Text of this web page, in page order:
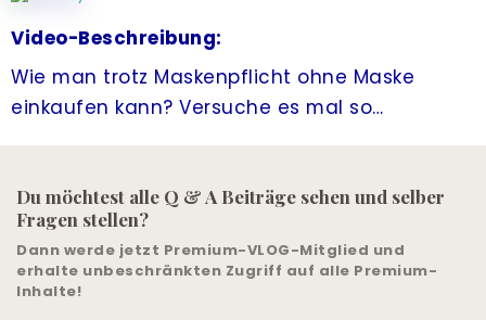
ACREATE THE FUTURE
ONLINE-POWER-TRAINING
ALLE ANGEBOTE
& UNTERSTÜTZUNG
Video-Beschreibung:
Wie man trotz Maskenpflicht ohne Maske
einkaufen kann? Versuche es mal so…
Du möchtest alle Q & A Beiträge sehen und selber
Fragen stellen?
Dann werde jetzt Premium-VLOG-Mitglied und
erhalte unbeschränkten Zugriff auf alle Premium-
Inhalte!